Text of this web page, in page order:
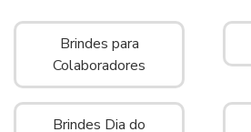
Brindes para
Colaboradores
Brindes Dia do